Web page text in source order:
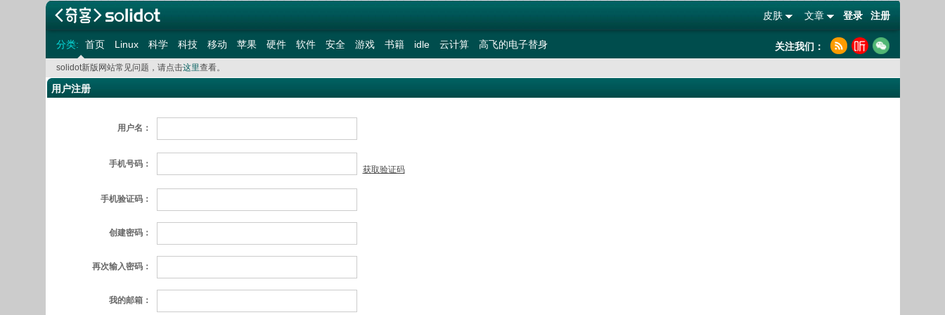
登录 注册
文章
皮肤
分类: 首页 Linux 科学 科技 移动 苹果 硬件 软件 安全 游戏 书籍 idle 云计算 高飞的电子替身 关注我们：
solidot新版网站常见问题，请点击这里查看。
用户注册
用户名：
手机号码：
获取验证码
手机验证码：
创建密码：
再次输入密码：
我的邮箱：